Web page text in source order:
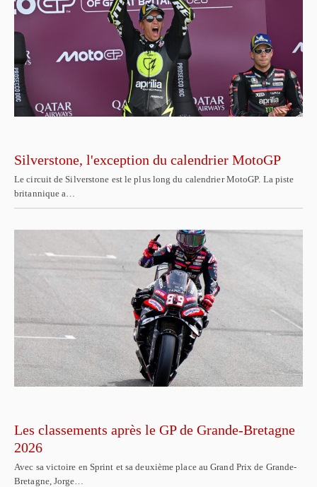
Silverstone, l'exception du calendrier MotoGP
Le circuit de Silverstone est le plus long du calendrier MotoGP. La piste
britannique a…
Les classements après le GP de Grande-Bretagne
2026
Avec sa victoire en Sprint et sa deuxième place au Grand Prix de Grande-
Bretagne, Jorge…